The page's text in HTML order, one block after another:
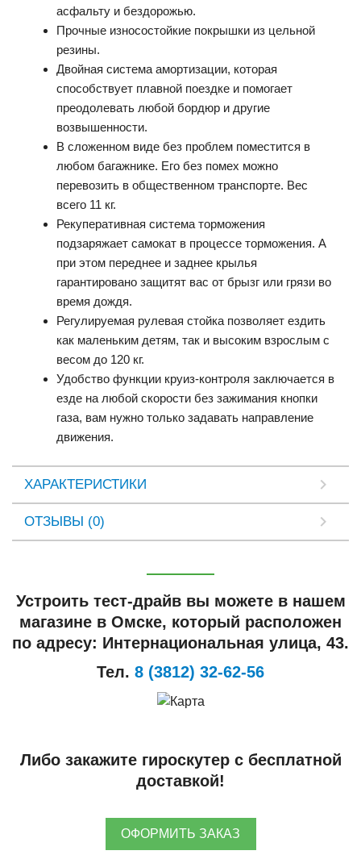
асфальту и бездорожью.
Прочные износостойкие покрышки из цельной
резины.
Двойная система амортизации, которая
способствует плавной поездке и помогает
преодолевать любой бордюр и другие
возвышенности.
В сложенном виде без проблем поместится в
любом багажнике. Его без помех можно
перевозить в общественном транспорте. Вес
всего 11 кг.
Рекуперативная система торможения
подзаряжает самокат в процессе торможения. А
при этом переднее и заднее крылья
гарантировано защитят вас от брызг или грязи во
время дождя.
Регулируемая рулевая стойка позволяет ездить
как маленьким детям, так и высоким взрослым с
весом до 120 кг.
Удобство функции круиз-контроля заключается в
езде на любой скорости без зажимания кнопки
газа, вам нужно только задавать направление
движения.
ХАРАКТЕРИСТИКИ
ОТЗЫВЫ (0)
Устроить тест-драйв вы можете в нашем
магазине в Омске, который расположен
по адресу: Интернациональная улица, 43.
Тел. 8 (3812) 32-62-56
Либо закажите гироскутер с бесплатной
доставкой!
ОФОРМИТЬ ЗАКАЗ